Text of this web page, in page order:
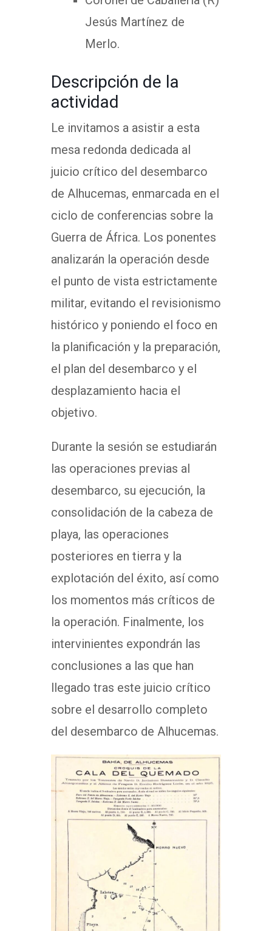
Jesús Martínez de
Merlo.
Descripción de la
actividad
Le invitamos a asistir a esta
mesa redonda dedicada al
juicio crítico del desembarco
de Alhucemas, enmarcada en el
ciclo de conferencias sobre la
Guerra de África. Los ponentes
analizarán la operación desde
el punto de vista estrictamente
militar, evitando el revisionismo
histórico y poniendo el foco en
la planificación y la preparación,
el plan del desembarco y el
desplazamiento hacia el
objetivo.
Durante la sesión se estudiarán
las operaciones previas al
desembarco, su ejecución, la
consolidación de la cabeza de
playa, las operaciones
posteriores en tierra y la
explotación del éxito, así como
los momentos más críticos de
la operación. Finalmente, los
intervinientes expondrán las
conclusiones a las que han
llegado tras este juicio crítico
sobre el desarrollo completo
del desembarco de Alhucemas.